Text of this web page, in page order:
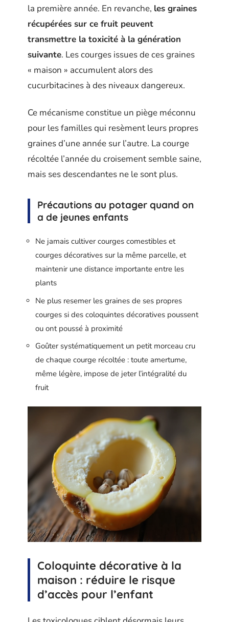
la première année. En revanche, les graines
récupérées sur ce fruit peuvent
transmettre la toxicité à la génération
suivante. Les courges issues de ces graines
« maison » accumulent alors des
cucurbitacines à des niveaux dangereux.
Ce mécanisme constitue un piège méconnu
pour les familles qui resèment leurs propres
graines d’une année sur l’autre. La courge
récoltée l’année du croisement semble saine,
mais ses descendantes ne le sont plus.
Précautions au potager quand on
a de jeunes enfants
Ne jamais cultiver courges comestibles et
courges décoratives sur la même parcelle, et
maintenir une distance importante entre les
plants
Ne plus resemer les graines de ses propres
courges si des coloquintes décoratives poussent
ou ont poussé à proximité
Goûter systématiquement un petit morceau cru
de chaque courge récoltée : toute amertume,
même légère, impose de jeter l’intégralité du
fruit
Coloquinte décorative à la
maison : réduire le risque
d’accès pour l’enfant